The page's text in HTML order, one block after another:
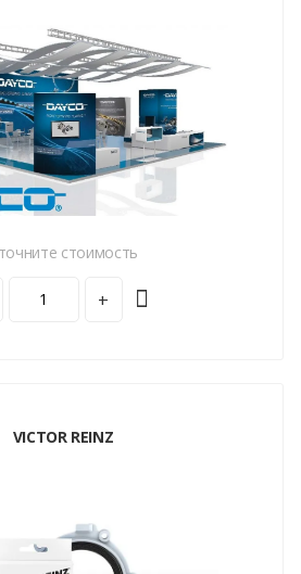
стоимость
+
VICTOR REINZ